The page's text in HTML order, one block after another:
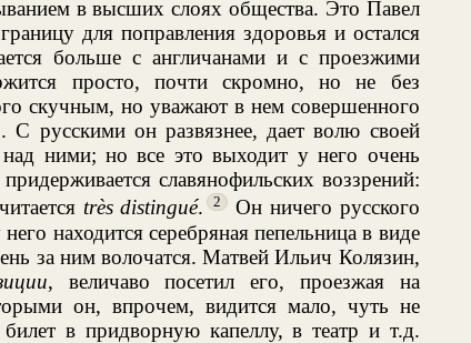
в высших слоях общества. Это Павел
для поправления здоровья и остался
больше с англичанами и с проезжими
просто, почти скромно, но не без
скучным, но уважают в нем совершенного
. С русскими он развязнее, дает волю своей
ними; но все это выходит у него очень
славянофильских воззрений:
très distingué. 2
Он ничего русского
находится серебряная пепельница в виде
за ним волочатся. Матвей Ильич Колязин,
, величаво посетил его, проезжая на
он, впрочем, видится мало, чуть не
в придворную капеллу, в театр и т.д.